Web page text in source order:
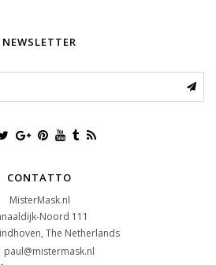
NEWSLETTER
CONTATTO
MisterMask.nl
Noord 111
The Netherlands
paul@mistermask.nl